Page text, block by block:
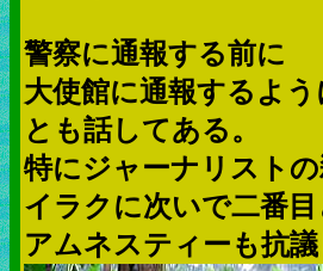
警察に通報する前に
大使館に通報するよう
とも話してある。
特にジャーナリスト
イラクに次いで二番
アムネスティーも抗議